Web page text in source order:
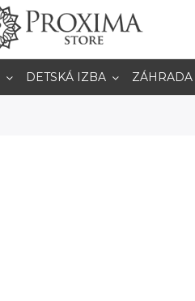
DETSKÁ IZBA ZÁHRADA